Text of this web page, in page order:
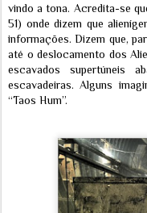
vindo a tona. Acredita-se
51) onde dizem que
informações. Dizem que,
até o deslocamento dos
escavados supertúneis
escavadeiras. Alguns
“Taos Hum”.